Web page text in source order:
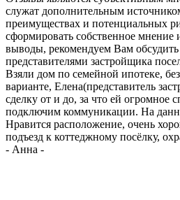
служат дополнительным
преимуществах и потенциальных
сформировать собственное мнение
выводы, рекомендуем Вам
представителями застройщика
Взяли дом по семейной ипотеке,
варианте, Елена(представитель
сделку от и до, за что ей огромное
подключим коммуникации. На
Нравится расположение, очень
подъезд к коттеджному посёлку,
- Анна -